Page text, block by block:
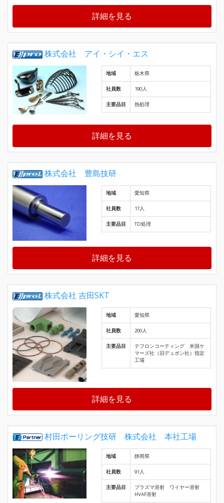
詳細を見る
株式会社 アイ・シイ・エス
地域 栃木県
社員数 190人
主要品目 熱処理
詳細を見る
株式会社 豊島技研
地域 愛知県
社員数 17人
主要品目 TD処理
詳細を見る
株式会社 吉田SKT
地域 愛知県
社員数 200人
主要品目
テフロンコーティング 米国ケ
マーズ社（旧デュポン社）指定
工場
詳細を見る
村田ボーリング技研 株式会社 本社工場
地域 静岡県
社員数 91人
主要品目
プラズマ溶射 ワイヤー溶射
HVAF溶射